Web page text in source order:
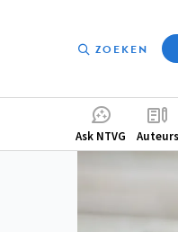
ZOEKEN
Ask NTVG Auteurs